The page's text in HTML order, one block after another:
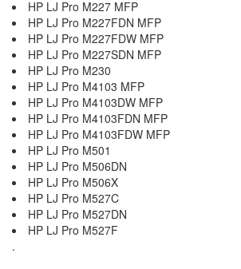
HP LJ Pro M227 MFP
HP LJ Pro M227FDN MFP
HP LJ Pro M227FDW MFP
HP LJ Pro M227SDN MFP
HP LJ Pro M230
HP LJ Pro M4103 MFP
HP LJ Pro M4103DW MFP
HP LJ Pro M4103FDN MFP
HP LJ Pro M4103FDW MFP
HP LJ Pro M501
HP LJ Pro M506DN
HP LJ Pro M506X
HP LJ Pro M527C
HP LJ Pro M527DN
HP LJ Pro M527F
.